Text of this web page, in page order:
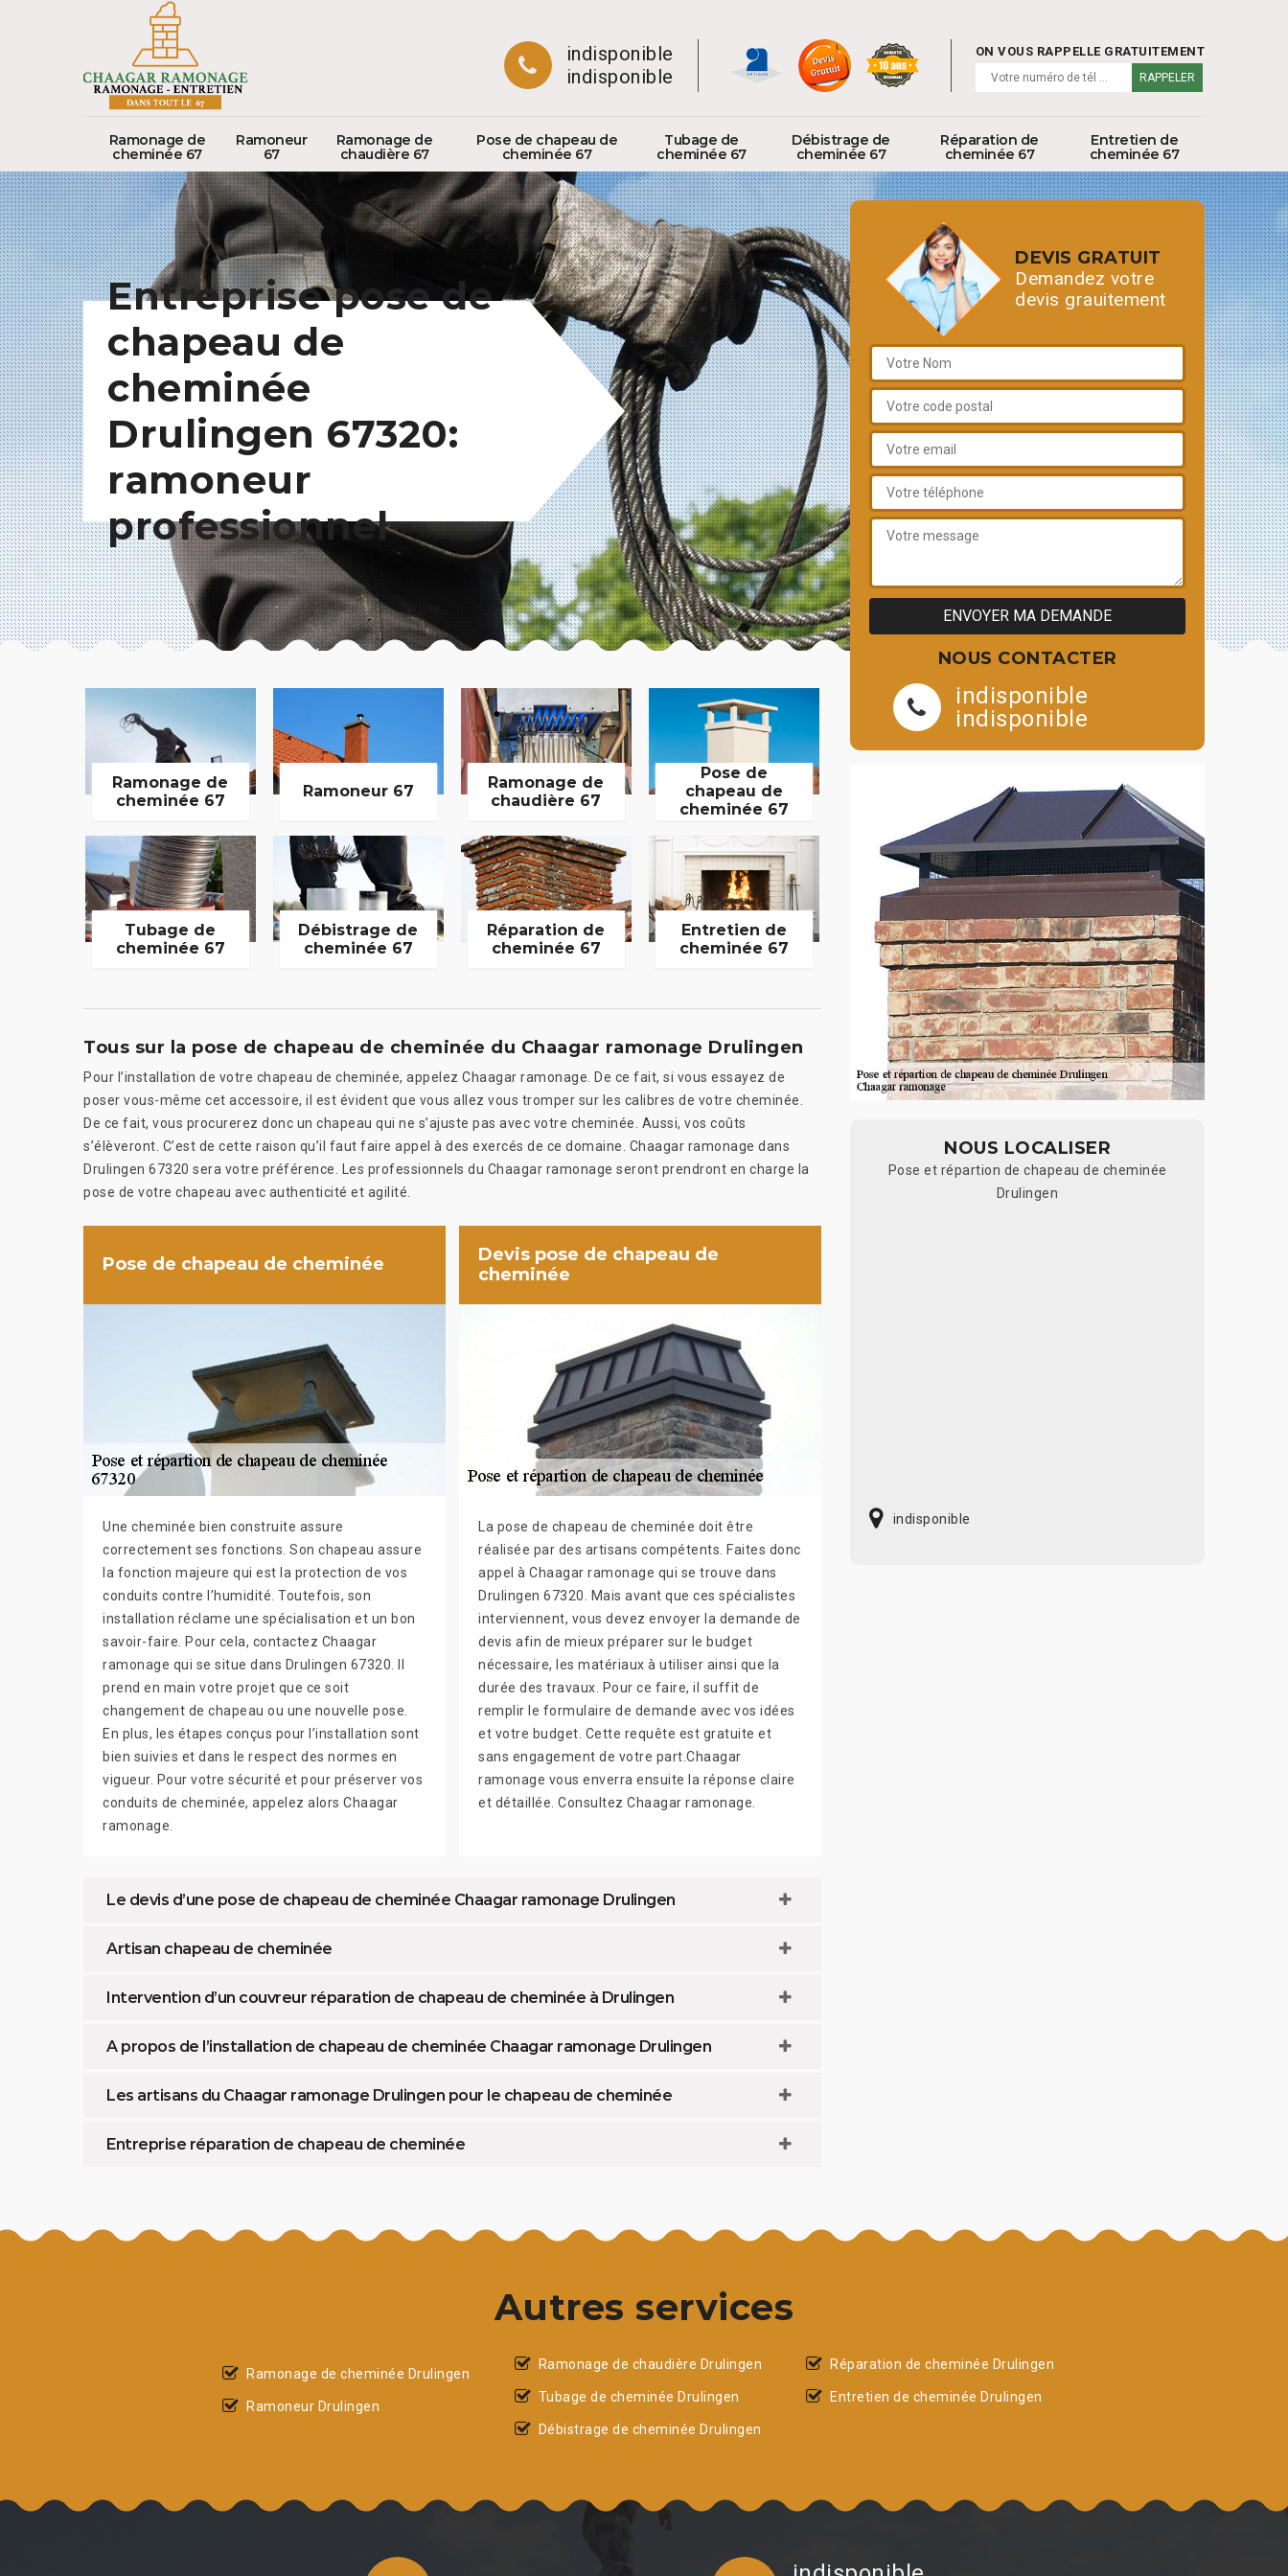
indisponible
indisponible
ON VOUS RAPPELLE GRATUITEMENT
Ramonage de
cheminée 67
Ramoneur
67
Ramonage de
chaudière 67
Pose de chapeau de
cheminée 67
Tubage de
cheminée 67
Débistrage de
cheminée 67
Réparation de
cheminée 67
Entretien de
cheminée 67
Entreprise pose de
chapeau de
cheminée
Drulingen 67320:
ramoneur
professionnel
Ramonage de
cheminée 67
Ramoneur 67
Ramonage de
chaudière 67
Pose de
chapeau de
cheminée 67
Tubage de
cheminée 67
Débistrage de
cheminée 67
Réparation de
cheminée 67
Entretien de
cheminée 67
Tous sur la pose de chapeau de cheminée du Chaagar ramonage Drulingen
Pour l’installation de votre chapeau de cheminée, appelez Chaagar ramonage. De ce fait, si vous essayez de
poser vous-même cet accessoire, il est évident que vous allez vous tromper sur les calibres de votre cheminée.
De ce fait, vous procurerez donc un chapeau qui ne s’ajuste pas avec votre cheminée. Aussi, vos coûts
s’élèveront. C’est de cette raison qu’il faut faire appel à des exercés de ce domaine. Chaagar ramonage dans
Drulingen 67320 sera votre préférence. Les professionnels du Chaagar ramonage seront prendront en charge la
pose de votre chapeau avec authenticité et agilité.
Pose de chapeau de cheminée
Une cheminée bien construite assure
correctement ses fonctions. Son chapeau assure
la fonction majeure qui est la protection de vos
conduits contre l’humidité. Toutefois, son
installation réclame une spécialisation et un bon
savoir-faire. Pour cela, contactez Chaagar
ramonage qui se situe dans Drulingen 67320. Il
prend en main votre projet que ce soit
changement de chapeau ou une nouvelle pose.
En plus, les étapes conçus pour l’installation sont
bien suivies et dans le respect des normes en
vigueur. Pour votre sécurité et pour préserver vos
conduits de cheminée, appelez alors Chaagar
ramonage.
Devis pose de chapeau de
cheminée
La pose de chapeau de cheminée doit être
réalisée par des artisans compétents. Faites donc
appel à Chaagar ramonage qui se trouve dans
Drulingen 67320. Mais avant que ces spécialistes
interviennent, vous devez envoyer la demande de
devis afin de mieux préparer sur le budget
nécessaire, les matériaux à utiliser ainsi que la
durée des travaux. Pour ce faire, il suffit de
remplir le formulaire de demande avec vos idées
et votre budget. Cette requête est gratuite et
sans engagement de votre part.Chaagar
ramonage vous enverra ensuite la réponse claire
et détaillée. Consultez Chaagar ramonage.
Le devis d’une pose de chapeau de cheminée Chaagar ramonage Drulingen
Artisan chapeau de cheminée
Intervention d’un couvreur réparation de chapeau de cheminée à Drulingen
A propos de l’installation de chapeau de cheminée Chaagar ramonage Drulingen
Les artisans du Chaagar ramonage Drulingen pour le chapeau de cheminée
Entreprise réparation de chapeau de cheminée
DEVIS GRATUIT
Demandez votre
devis grauitement
NOUS CONTACTER
indisponible
indisponible
NOUS LOCALISER
Pose et répartion de chapeau de cheminée
Drulingen
indisponible
Autres services
Ramonage de cheminée Drulingen
Ramoneur Drulingen
Ramonage de chaudière Drulingen
Tubage de cheminée Drulingen
Débistrage de cheminée Drulingen
Réparation de cheminée Drulingen
Entretien de cheminée Drulingen